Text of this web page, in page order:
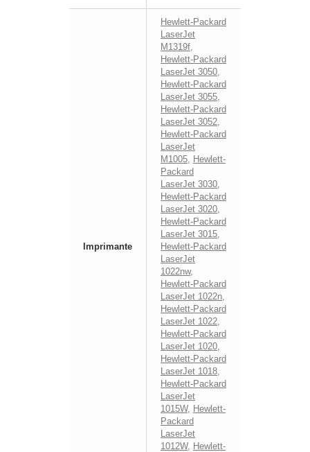
Imprimante
Hewlett-Packard
LaserJet
M1319f
Hewlett-Packard
LaserJet 3050
Hewlett-Packard
LaserJet 3055
Hewlett-Packard
LaserJet 3052
Hewlett-Packard
LaserJet
M1005
Hewlett-
Packard
LaserJet 3030
Hewlett-Packard
LaserJet 3020
Hewlett-Packard
LaserJet 3015
Hewlett-Packard
LaserJet
1022nw,
Hewlett-Packard
LaserJet 1022n
Hewlett-Packard
LaserJet 1022
Hewlett-Packard
LaserJet 1020
Hewlett-Packard
LaserJet 1018
Hewlett-Packard
LaserJet
1015W, Hewlett-
Packard
LaserJet
1012W, Hewlett-